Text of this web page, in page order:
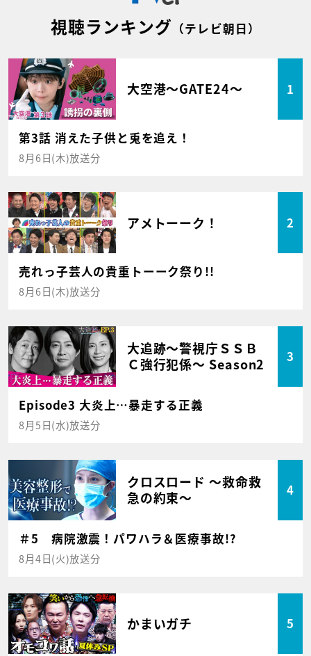
視聴ランキング （テレビ朝日）
大空港～GATE24～ 1
第3話 消えた子供と兎を追え！
8月6日(木)放送分
アメトーーク！ 2
売れっ子芸人の貴重トーーク祭り!!
8月6日(木)放送分
大追跡～警視庁ＳＳＢ
Ｃ強行犯係～ Season2
3
Episode3 大炎上…暴走する正義
8月5日(水)放送分
クロスロード ～救命救
急の約束～
4
＃5 病院激震！パワハラ＆医療事故!?
8月4日(火)放送分
かまいガチ 5